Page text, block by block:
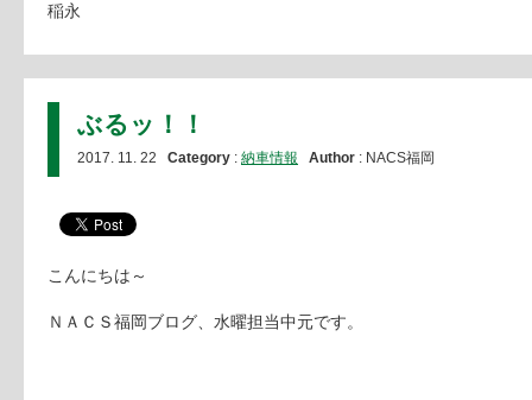
稲永
ぶるッ！！
2017. 11. 22 Category : 納車情報 Author : NACS福岡
こんにちは～
ＮＡＣＳ福岡ブログ、水曜担当中元です。